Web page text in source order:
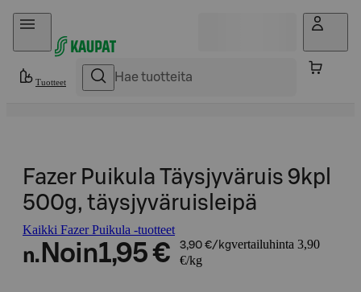
Hyppää sisältöön
Tuotteet
Fazer Puikula Täysjyväruis 9kpl
500g, täysjyväruisleipä
Kaikki Fazer Puikula -tuotteet
n. Noin1,95 € 3,90 €/kgvertailuhinta 3,90
€/kg